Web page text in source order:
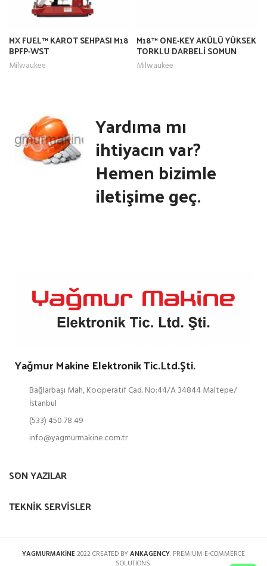
MX FUEL™ KAROT SEHPASI M18
BPFP-WST
Milwaukee
M18™ ONE-KEY AKÜLÜ YÜKSEK
TORKLU DARBELİ SOMUN
SIKMA ½” (SEGMANLI) M18
ONEFHIWF12-0X
Milwaukee
Yardıma mı
ihtiyacın var?
Hemen bizimle
iletişime geç.
Yağmur Makine Elektronik Tic.Ltd.Şti.
Bağlarbaşı Mah, Kooperatif Cad. No:44/A 34844 Maltepe/
İstanbul
(533) 450 78 49
info@yagmurmakine.com.tr
SON YAZILAR
TEKNIK SERVISLER
YAGMURMAKİNE2022 CREATED BYANKAGENCY. PREMIUM E-COMMERCE
SOLUTIONS.